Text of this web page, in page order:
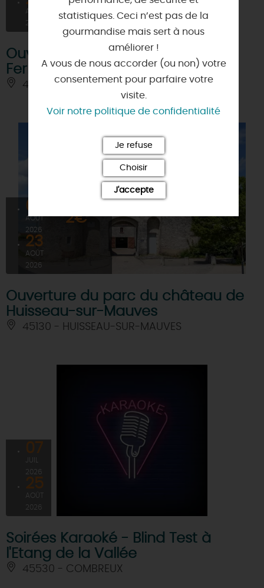
AOÛT
2026
Ouverture d'été - Piscine de
Ferrières
45210 - FERRIERES-EN-GATINAIS
08
AOÛT
2026
23
AOÛT
2026
2€
Ouverture du parc du château de
Huisseau-sur-Mauves
45130 - HUISSEAU-SUR-MAUVES
07
2026
25
AOÛT
2026
Soirées Karaoké - Blind Test à
l'Etang de la Vallée
45530 - COMBREUX
statistiques. Ceci n’est pas de la
gourmandise mais sert à nous
améliorer !
A vous de nous accorder (ou non) votre
consentement pour parfaire votre
visite.
Voir notre politique de confidentialité
Je refuse
Choisir
J'accepte